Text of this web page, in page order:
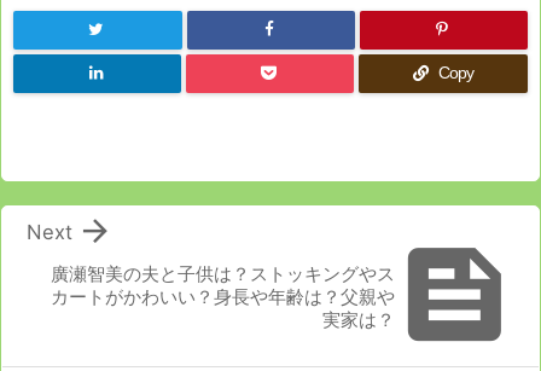
Copy

廣瀬智美の夫と子供は？ストッキングやス
カートがかわいい？身長や年齢は？父親や
実家は？

Next